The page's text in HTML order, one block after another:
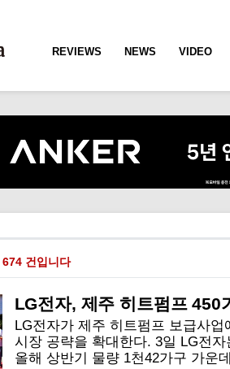
REVIEWS NEWS VIDEO
건입니다
LG전자, 제주 히트펌프 450
LG전자가 제주 히트펌프 보급사
시장 공략을 확대한다. 3일 LG전
올해 상반기 물량 1천42가구 가운